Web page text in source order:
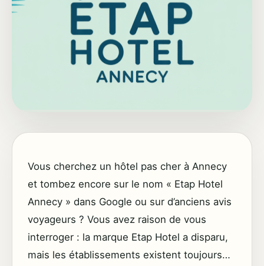
Vous cherchez un hôtel pas cher à Annecy
et tombez encore sur le nom « Etap Hotel
Annecy » dans Google ou sur d’anciens avis
voyageurs ? Vous avez raison de vous
interroger : la marque Etap Hotel a disparu,
mais les établissements existent toujours…